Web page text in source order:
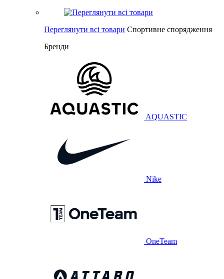
Переглянути всі товари Спортивне спорядження
Бренди
AQUASTIC
Nike
OneTeam